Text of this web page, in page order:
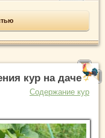
кур на даче
Содержание кур